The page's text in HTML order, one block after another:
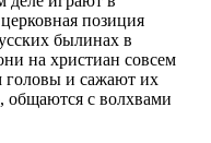
позиция
былинах в
на христиан совсем
головы и сажают их
общаются с волхвами